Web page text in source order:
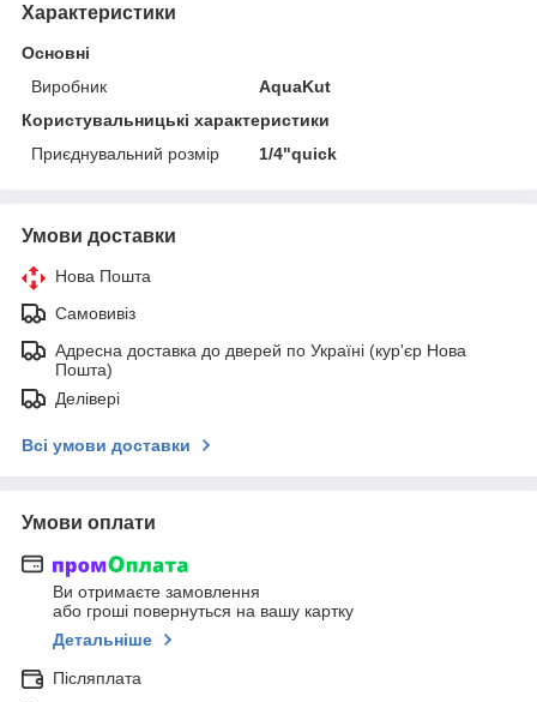
Характеристики
Основні
Виробник
AquaKut
Користувальницькі характеристики
Приєднувальний розмір
1/4"quick
Умови доставки
Нова Пошта
Самовивіз
Адресна доставка до дверей по Україні (кур'єр Нова
Пошта)
Делівері
Всі умови доставки
Умови оплати
Ви отримаєте замовлення
або гроші повернуться на вашу картку
Детальніше
Післяплата